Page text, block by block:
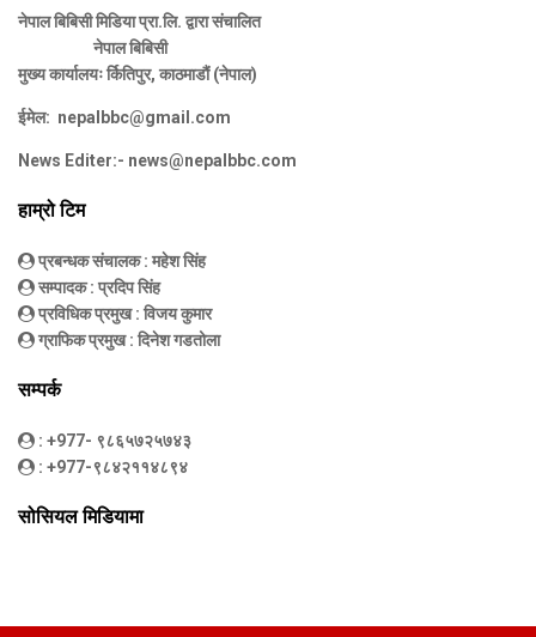
नेपाल बिबिसी मिडिया प्रा.लि. द्वारा संचालित
नेपाल बिबिसी
मुख्य कार्यालयः र्कितिपुर, काठमाडौं (नेपाल)
ईमेल: nepalbbc@gmail.com
News Editer:- news@nepalbbc.com
हाम्रो टिम
प्रबन्धक संचालक: महेश सिंह
सम्पादक: प्रदिप सिंह
प्रविधिक प्रमुख: विजय कुमार
ग्राफिक प्रमुख: दिनेश गडतोला
सम्पर्क
: +977- ९८६५७२५७४३
: +977-९८४२११४८९४
सोसियल मिडियामा